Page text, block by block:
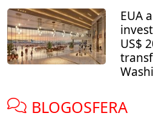
EUA
US$
BLOGOSFERA